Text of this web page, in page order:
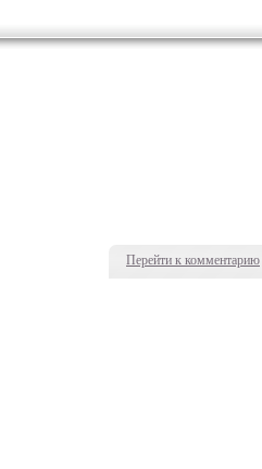
Перейти к комментарию